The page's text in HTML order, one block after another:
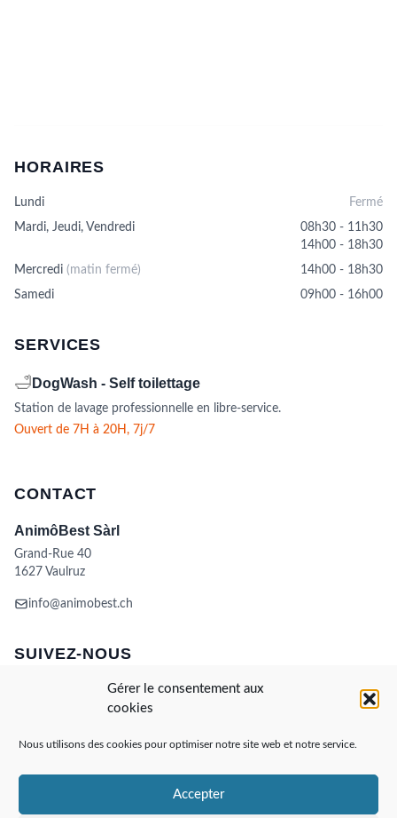
Gérer le consentement aux
cookies
Nous utilisons des cookies pour optimiser notre site web et notre service.
Accepter
HORAIRES
Lundi Fermé
Mardi, Jeudi, Vendredi
08h30 - 11h30
14h00 - 18h30
Mercredi (matin fermé)
14h00 - 18h30
Samedi
09h00 - 16h00
SERVICES
🛁 DogWash - Self toilettage
Station de lavage professionnelle en libre-service.
Ouvert de 7H à 20H, 7j/7
CONTACT
AnimôBest Sàrl
Grand-Rue 40
1627 Vaulruz
info@animobest.ch
SUIVEZ-NOUS